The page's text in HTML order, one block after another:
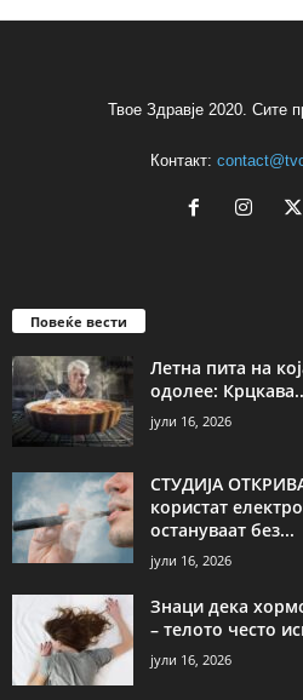
Твое Здравје 2020. Сите
Контакт:
Повеќе вести
Летна пита на
одолее:
јули 16, 2026
СТУДИЈА
користат
остануваат без...
јули 16, 2026
Знаци дека
– телото често
јули 16, 2026